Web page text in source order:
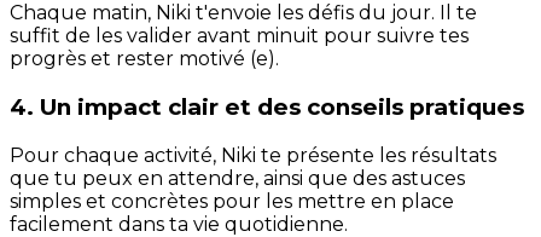
Chaque matin, Niki t'envoie les défis du jour. Il te
suffit de les valider avant minuit pour suivre tes
progrès et rester motivé (e).
4. Un impact clair et des conseils pratiques
Pour chaque activité, Niki te présente les résultats
que tu peux en attendre, ainsi que des astuces
simples et concrètes pour les mettre en place
facilement dans ta vie quotidienne.